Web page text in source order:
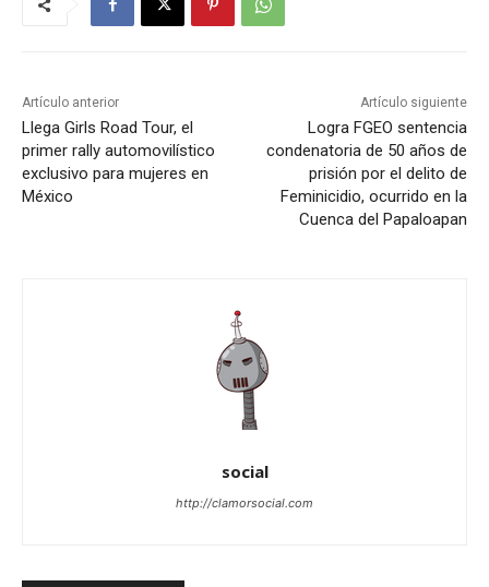
Artículo anterior
Llega Girls Road Tour, el
primer rally automovilístico
exclusivo para mujeres en
México
Artículo siguiente
Logra FGEO sentencia
condenatoria de 50 años de
prisión por el delito de
Feminicidio, ocurrido en la
Cuenca del Papaloapan
social
http://clamorsocial.com